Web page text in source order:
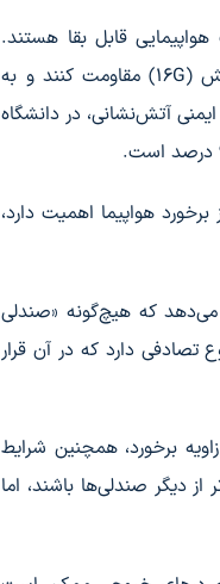
قابل بقا هستند.
تحقیقات نشان می‌دهند که امروزه بسیاری از هواپیماها می‌توانند در برابر ضربات با نیروی 16 برابر گرانش (16G) مقاومت کنند و به
آتش‌نشانی، در دانشگاه
هواپیما اهمیت دارد،
می‌دهد که هیچ‌گونه «صندلی
دارد که در آن قرار
برخورد، همچنین شرایط
دیگر صندلی‌ها باشند، اما